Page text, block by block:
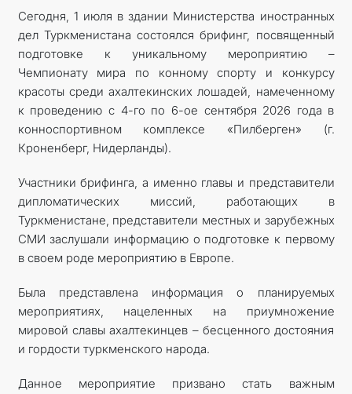
Сегодня, 1 июля в здании Министерства иностранных
дел Туркменистана состоялся брифинг, посвященный
подготовке к уникальному мероприятию –
Чемпионату мира по конному спорту и конкурсу
красоты среди ахалтекинских лошадей, намеченному
к проведению с 4-го по 6-ое сентября 2026 года в
конноспортивном комплексе «Пилберген» (г.
Кроненберг, Нидерланды).
Участники брифинга, а именно главы и представители
дипломатических миссий, работающих в
Туркменистане, представители местных и зарубежных
СМИ заслушали информацию о подготовке к первому
в своем роде мероприятию в Европе.
Была представлена информация о планируемых
мероприятиях, нацеленных на приумножение
мировой славы ахалтекинцев – бесценного достояния
и гордости туркменского народа.
Данное мероприятие призвано стать важным